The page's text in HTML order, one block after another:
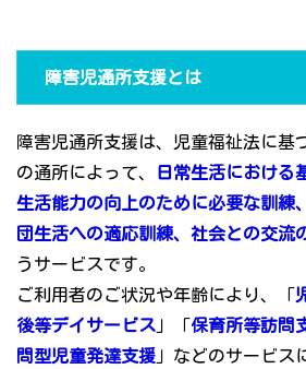
障害児通所支援とは
障害児通所支援は、児童福祉法に基
の通所によって、
日常生活における
生活能力の向上のために必要な訓練
団生活への適応訓練、社会との交流
うサービスです。
ご利用者のご状況や年齢により、「
後等デイサービス 」「保育所等訪問
問型児童発達支援 」などのサービス